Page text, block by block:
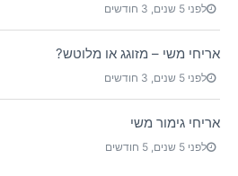
לפני 5 שנים, 3 חודשים
אריחי משי – מזוגג או מלוטש?
לפני 5 שנים, 3 חודשים
אריחי גימור משי
לפני 5 שנים, 5 חודשים